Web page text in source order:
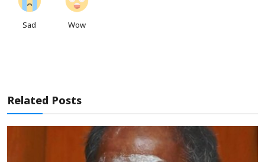
Sad Wow
Related Posts